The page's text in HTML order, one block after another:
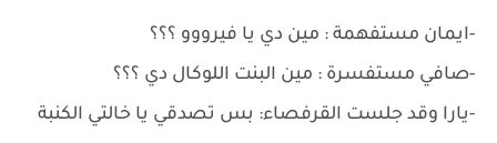
-ايمان مستفهمة : مين دي يا فيرووو ؟؟؟
-صافي مستفسرة : مين البنت اللوكال دي ؟؟؟
-يارا وقد جلست القرفصاء: بس تصدقي يا خالتي الكنبة